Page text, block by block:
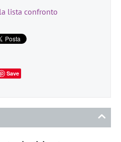
lista confronto
Save